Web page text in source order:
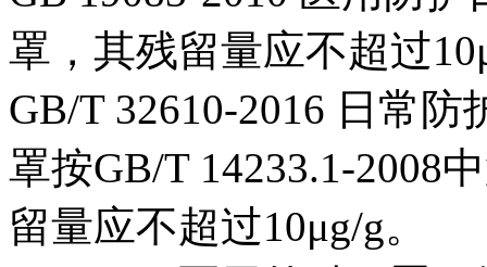
罩，其残留量应不超过
GB/T 32610-2016 日常
罩按GB/T 14233.1-2008
留量应不超过10μg/g。